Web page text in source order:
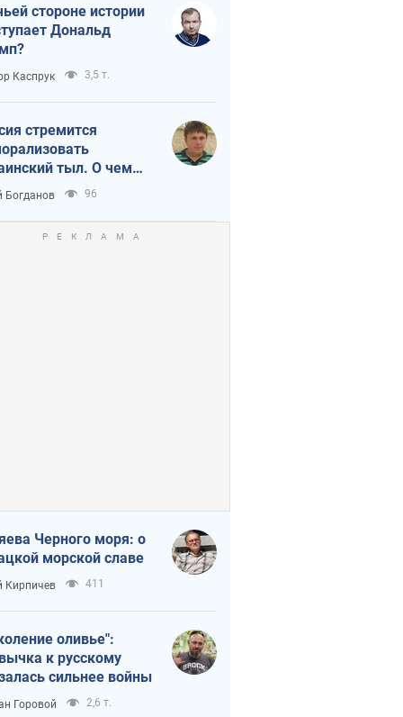
стороне истории
Дональд
Каспрук 3,5 т.
стремится
тыл. О чем
себе напомнить
Богданов 96
Черного моря: о
морской славе
Кирпичев 411
оливье":
к русскому
сильнее войны
Горовой 2,6 т.